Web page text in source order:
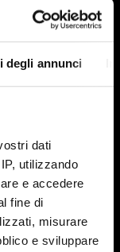
degli annunci
dati
utilizzando
e accedere
fine di
misurare
e sviluppare
- dove trovarli
di